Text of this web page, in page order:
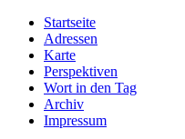
Direkt zum Inhalt
Hauptmenü
Startseite
Adressen
Karte
Perspektiven
Wort in den Tag
Archiv
Impressum